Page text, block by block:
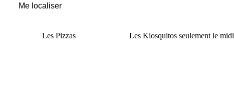
Me localiser
LesPizzas LesKiosquitosseulement le midi